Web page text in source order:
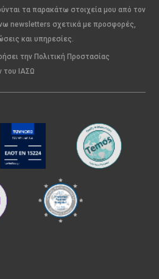
τα παρακάτω στοιχεία μου από τον
newsletters σχετικά με προσφορές,
και υπηρεσίες.
την Πολιτική Προστασίας
ΙΑΣΩ